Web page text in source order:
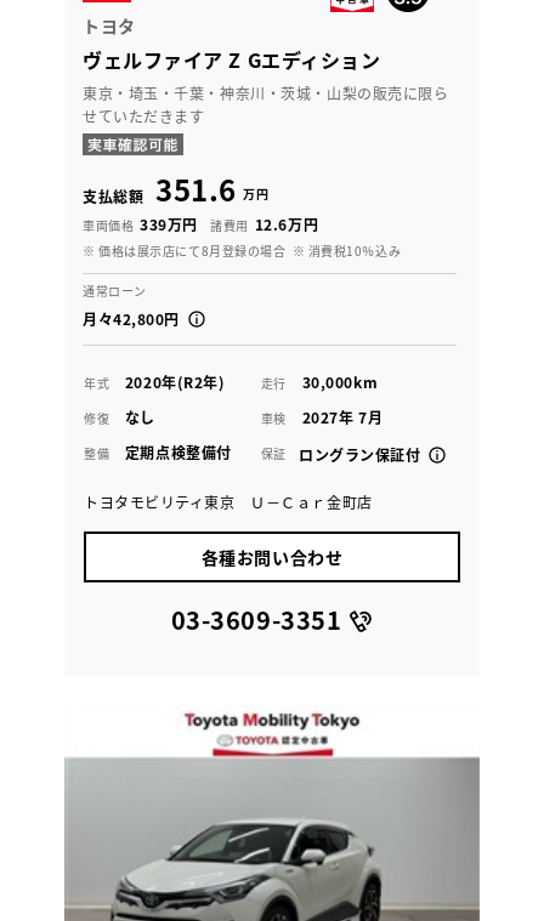
トヨタ
ヴェルファイア Z Gエディション
東京・埼玉・千葉・神奈川・茨城・山梨の販売に限ら
せていただきます
支払総額 351.6 万円
車両価格 339万円 諸費用 12.6万円
※ 価格は展示店にて8月登録の場合 ※ 消費税10％込み
通常ローン
月々42,800円
年式 2020年(R2年) 走行 30,000km
修復 なし 車検 2027年 7月
整備 定期点検整備付 保証 ロングラン保証付
トヨタモビリティ東京 Ｕ－Ｃａｒ金町店
各種お問い合わせ
03-3609-3351